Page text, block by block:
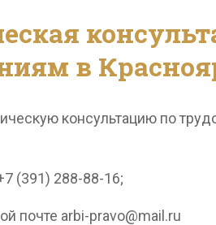
в
консультацию по
(391) 288-88-16;
почте arbi-pravo@mail.ru